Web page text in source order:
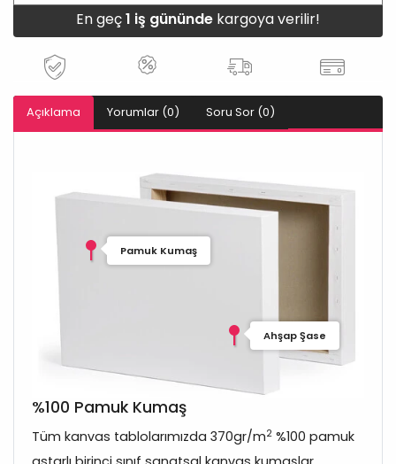
En geç1 iş gününde kargoya verilir!
Açıklama Yorumlar (0) Soru Sor (0)
Pamuk Kumaş
Ahşap Şase
%100 Pamuk Kumaş
Tüm kanvas tablolarımızda 370gr/m2 %100 pamuk